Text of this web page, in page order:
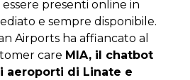
presenti online in
e sempre disponibile.
Airports ha affiancato al
care MIA, il chatbot
aeroporti di Linate e